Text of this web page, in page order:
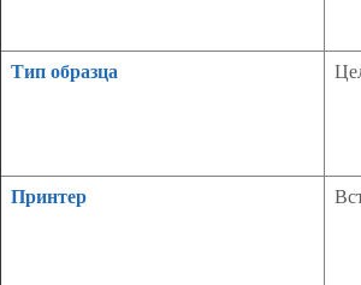
Тип образца
Принтер